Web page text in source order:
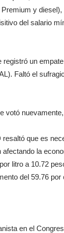
y
del salario
un
Faltó el
votó
que es
la
litro a 10.72
del 59.76 por
en el